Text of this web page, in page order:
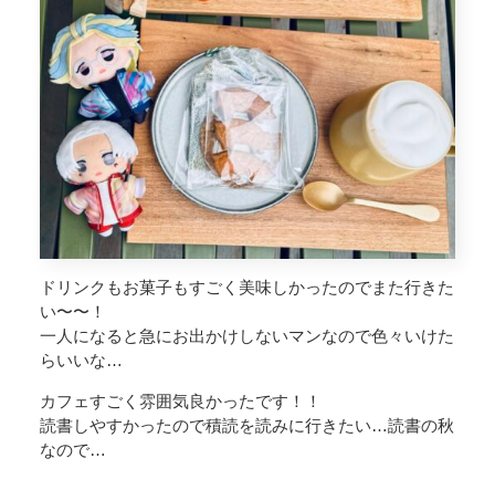
ドリンクもお菓子もすごく美味しかったのでまた行きた
い〜〜！
一人になると急にお出かけしないマンなので色々いけた
らいいな…
カフェすごく雰囲気良かったです！！
読書しやすかったので積読を読みに行きたい…読書の秋
なので…